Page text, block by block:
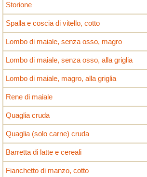
Storione
Spalla e coscia di vitello, cotto
Lombo di maiale, senza osso, magro
Lombo di maiale, senza osso, alla griglia
Lombo di maiale, magro, alla griglia
Rene di maiale
Quaglia cruda
Quaglia (solo carne) cruda
Barretta di latte e cereali
Fianchetto di manzo, cotto